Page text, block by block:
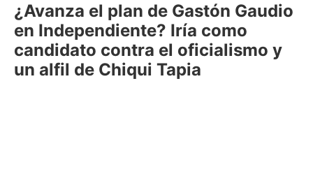
¿Avanza el plan de Gastón Gaudio
en Independiente? Iría como
candidato contra el oficialismo y
un alfil de Chiqui Tapia